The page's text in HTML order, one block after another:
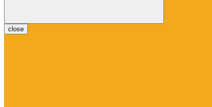
close